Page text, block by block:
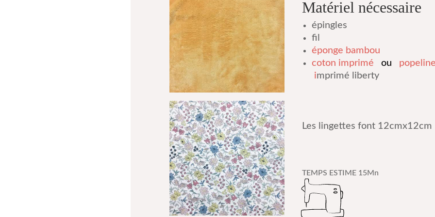
Matériel nécessaire
épingles
fil
éponge bambou
coton imprimé ou
imprimé liberty
Les lingettes font 12cmx12cm
TEMPS ESTIME 15Mn